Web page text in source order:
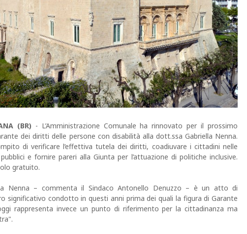
(BR) - L’Amministrazione Comunale ha rinnovato per il prossimo
dei diritti delle persone con disabilità alla dott.ssa Gabriella Nenna.
di verificare l’effettiva tutela dei diritti, coadiuvare i cittadini nelle
e fornire pareri alla Giunta per l’attuazione di politiche inclusive.
gratuito.
Nenna – commenta il Sindaco Antonello Denuzzo – è un atto di
significativo condotto in questi anni prima dei quali la figura di Garante
rappresenta invece un punto di riferimento per la cittadinanza ma